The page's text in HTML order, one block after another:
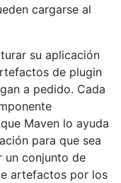
cargarse al
su aplicación
de plugin
a pedido. Cada
Maven lo ayuda
para que sea
un conjunto de
artefactos por los